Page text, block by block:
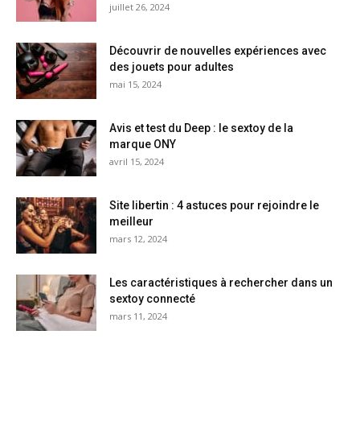
juillet 26, 2024
Découvrir de nouvelles expériences avec
des jouets pour adultes
mai 15, 2024
Avis et test du Deep : le sextoy de la
marque ONY
avril 15, 2024
Site libertin : 4 astuces pour rejoindre le
meilleur
mars 12, 2024
Les caractéristiques à rechercher dans un
sextoy connecté
mars 11, 2024